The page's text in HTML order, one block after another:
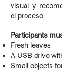
visual y
el proceso
Participants
Fresh leaves
A USB drive
Small objects